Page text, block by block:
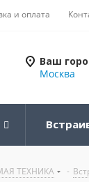
и оплата
Ваш
Москва
ТЕХНИКА -